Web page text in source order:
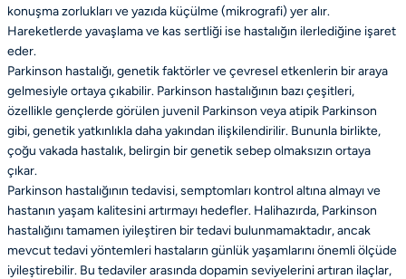
konuşma zorlukları ve yazıda küçülme (mikrografi) yer alır.
Hareketlerde yavaşlama ve kas sertliği ise hastalığın ilerlediğine işaret
eder.
Parkinson hastalığı, genetik faktörler ve çevresel etkenlerin bir araya
gelmesiyle ortaya çıkabilir. Parkinson hastalığının bazı çeşitleri,
özellikle gençlerde görülen juvenil Parkinson veya atipik Parkinson
gibi, genetik yatkınlıkla daha yakından ilişkilendirilir. Bununla birlikte,
çoğu vakada hastalık, belirgin bir genetik sebep olmaksızın ortaya
çıkar.
Parkinson hastalığının tedavisi, semptomları kontrol altına almayı ve
hastanın yaşam kalitesini artırmayı hedefler. Halihazırda, Parkinson
hastalığını tamamen iyileştiren bir tedavi bulunmamaktadır, ancak
mevcut tedavi yöntemleri hastaların günlük yaşamlarını önemli ölçüde
iyileştirebilir. Bu tedaviler arasında dopamin seviyelerini artıran ilaçlar,